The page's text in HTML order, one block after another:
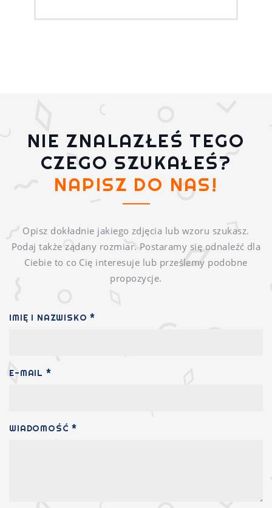
NIE ZNALAZŁEŚ TEGO
CZEGO SZUKAŁEŚ?
NAPISZ DO NAS!
Opisz dokładnie jakiego zdjęcia lub wzoru szukasz.
Podaj także ządany rozmiar. Postaramy się odnaleźć dla
Ciebie to co Cię interesuje lub prześlemy podobne
propozycje.
IMIĘ I NAZWISKO *
E-MAIL *
WIADOMOŚĆ *